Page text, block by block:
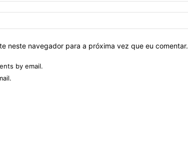
neste navegador para a próxima vez que eu comentar.
by email.